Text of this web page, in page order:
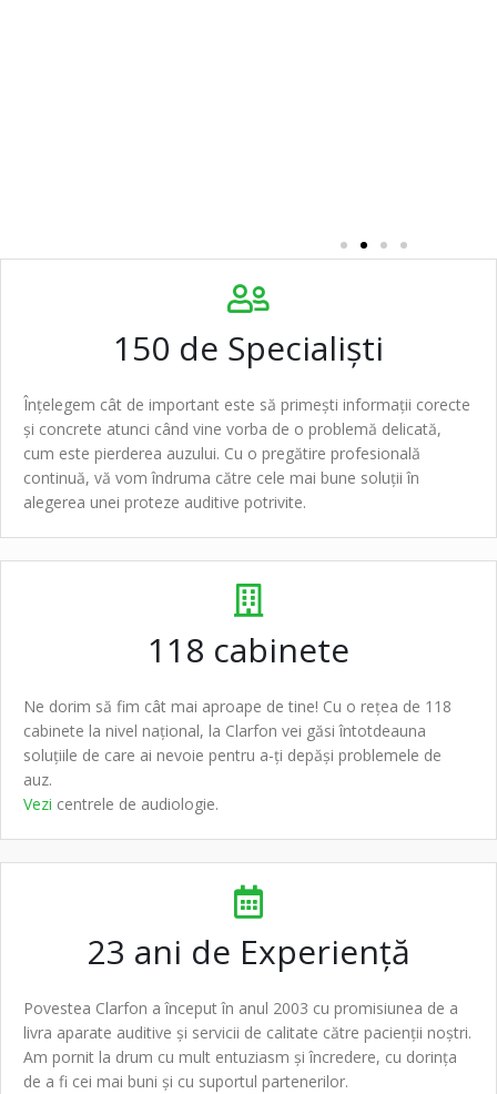
23 ani de Experiență
Povestea Clarfon a început în anul 2003 cu promisiunea de a
livra aparate auditive și servicii de calitate către pacienții noștri.
Am pornit la drum cu mult entuziasm și încredere, cu dorința
de a fi cei mai buni și cu suportul partenerilor.
150 de Specialiști
Înțelegem cât de important este să primești informații corecte
și concrete atunci când vine vorba de o problemă delicată,
cum este pierderea auzului. Cu o pregătire profesională
continuă, vă vom îndruma către cele mai bune soluții în
alegerea unei proteze auditive potrivite.
118 cabinete
Ne dorim să fim cât mai aproape de tine! Cu o rețea de 118
cabinete la nivel național, la Clarfon vei găsi întotdeauna
soluțiile de care ai nevoie pentru a-ți depăși problemele de
auz.
Vezi centrele de audiologie.